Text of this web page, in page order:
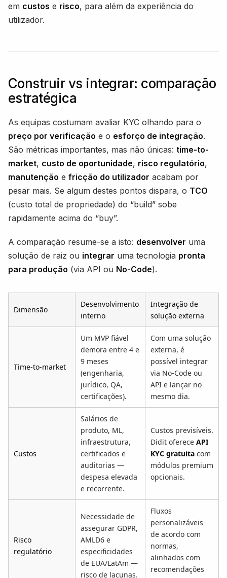
em custos e risco, para além da experiência do
utilizador.
Construir vs integrar: comparação
estratégica
As equipas costumam avaliar KYC olhando para o
preço por verificação e o esforço de integração.
São métricas importantes, mas não únicas: time-to-
market, custo de oportunidade, risco regulatório,
manutenção e fricção do utilizador acabam por
pesar mais. Se algum destes pontos dispara, o TCO
(custo total de propriedade) do “build” sobe
rapidamente acima do “buy”.
A comparação resume-se a isto: desenvolver uma
solução de raiz ou integrar uma tecnologia pronta
para produção (via API ou No-Code).
Dimensão
Desenvolvimento
interno
Integração de
solução externa
Time-to-market
Um MVP fiável
demora entre 4 e
9 meses
(engenharia,
jurídico, QA,
certificações).
Com uma solução
externa, é
possível integrar
via No-Code ou
API e lançar no
mesmo dia.
Custos
Salários de
produto, ML,
infraestrutura,
certificados e
auditorias —
despesa elevada
e recorrente.
Custos previsíveis.
Didit oferece API
KYC gratuita com
módulos premium
opcionais.
Risco
regulatório
Necessidade de
assegurar GDPR,
AMLD6 e
especificidades
de EUA/LatAm —
risco de lacunas.
Fluxos
personalizáveis
de acordo com
normas,
alinhados com
recomendações